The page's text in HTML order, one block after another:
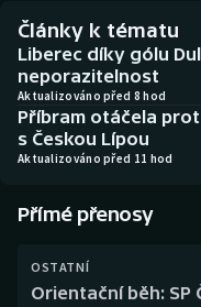
Basketbal
Biatlon
Boby a skeleton
Box
Curling
Historické návraty
Aplikace ČT sport
AZ kvíz
Články k tématu
Liberec díky gólu
neporazitelnost
Aktualizováno před 8 hod
Příbram otáčela
s Českou Lípou
Aktualizováno před 11 hod
Přímé přenosy
OSTATNÍ
Orientační běh: